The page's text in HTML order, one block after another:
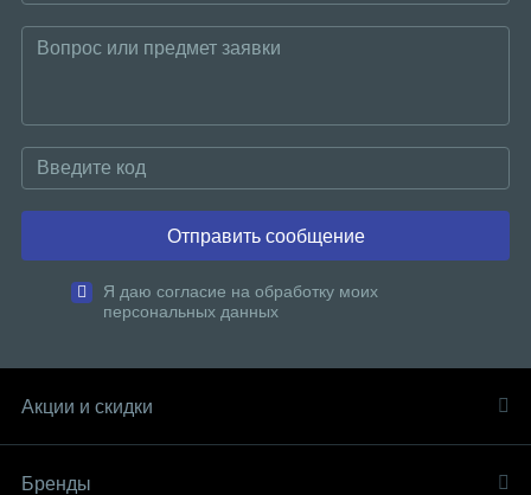
Отправить сообщение
Я даю согласие на обработку моих
персональных данных
Акции и скидки
Бренды